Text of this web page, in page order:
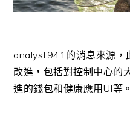
analyst941的消息來源，
改進，包括對控制中心的
進的錢包和健康應用UI等。